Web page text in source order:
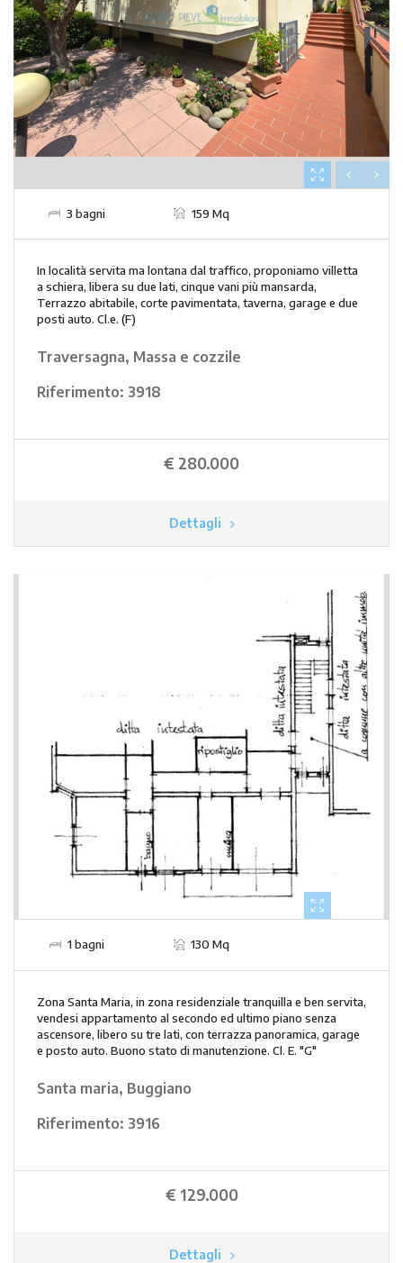
3 bagni 159 Mq
In località servita ma lontana dal traffico, proponiamo villetta
a schiera, libera su due lati, cinque vani più mansarda,
Terrazzo abitabile, corte pavimentata, taverna, garage e due
posti auto. Cl.e. (F)
Traversagna, Massa e cozzile
Riferimento: 3918
€ 280.000
Dettagli
1 bagni 130 Mq
Zona Santa Maria, in zona residenziale tranquilla e ben servita,
vendesi appartamento al secondo ed ultimo piano senza
ascensore, libero su tre lati, con terrazza panoramica, garage
e posto auto. Buono stato di manutenzione. Cl. E. "G"
Santa maria, Buggiano
Riferimento: 3916
€ 129.000
Dettagli